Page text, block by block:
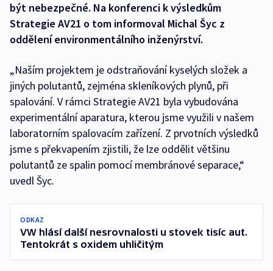
být nebezpečné. Na konferenci k výsledkům
Strategie AV21 o tom informoval Michal Šyc z
oddělení environmentálního inženýrství.
„Naším projektem je odstraňování kyselých složek a
jiných polutantů, zejména skleníkových plynů, při
spalování. V rámci Strategie AV21 byla vybudována
experimentální aparatura, kterou jsme využili v našem
laboratorním spalovacím zařízení. Z prvotních výsledků
jsme s překvapením zjistili, že lze oddělit většinu
polutantů ze spalin pomocí membránové separace,“
uvedl Šyc.
ODKAZ
VW hlásí další nesrovnalosti u stovek tisíc aut.
Tentokrát s oxidem uhličitým